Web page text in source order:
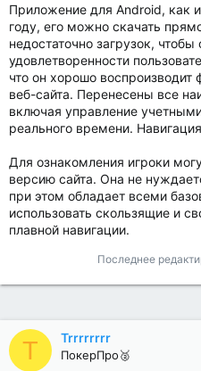
Приложение для Android, как
году, его можно скачать
недостаточно загрузок, чтобы
удовлетворенности
что он хорошо воспроизводит
веб-сайта. Перенесены все
включая управление
реального времени.
Для ознакомления игроки
версию сайта. Она не
при этом обладает всеми
использовать скользящие и
плавной навигации.
Последнее
T Trrrrrrrr
ПокерПро🥈